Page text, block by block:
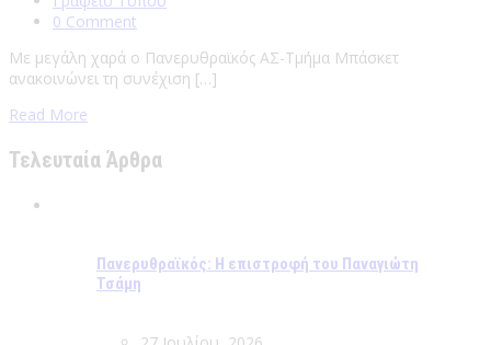
0 Comment
Με μεγάλη χαρά ο Πανερυθραϊκός ΑΣ-Τμήμα Μπάσκετ
ανακοινώνει τη συνέχιση […]
Read More
Τελευταία Άρθρα
Πανερυθραϊκός: Η επιστροφή του Παναγιώτη
Τσάμη